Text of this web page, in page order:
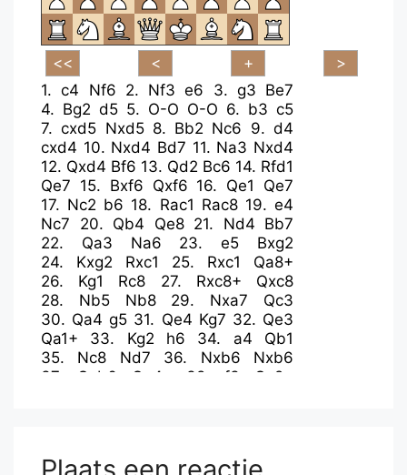
1.c4 Nf6 2. Nf3 e6 3. g3 Be7
4. Bg2 d5 5. O-O O-O 6. b3 c5
7.cxd5 Nxd5 8. Bb2 Nc6 9.d4
cxd4 10. Nxd4 Bd7 11. Na3 Nxd4
12. Qxd4 Bf6 13. Qd2 Bc6 14. Rfd1
Qe7 15. Bxf6 Qxf6 16. Qe1
Qe7
17. Nc2 b6 18. Rac1 Rac8 19.e4
Nc7
20. Qb4 Qe8 21. Nd4 Bb7
22. Qa3 Na6 23.e5
Bxg2
24. Kxg2 Rxc1 25. Rxc1
Qa8+
26. Kg1 Rc8 27. Rxc8+
Qxc8
28. Nb5 Nb8 29. Nxa7
Qc3
30. Qa4 g5 31. Qe4 Kg7 32. Qe3
Qa1+
33. Kg2 h6 34. a4
Qb1
35. Nc8 Nd7 36. Nxb6
Nxb6
37.
Qxb6 Qe4+ 38. f3
Qc2+